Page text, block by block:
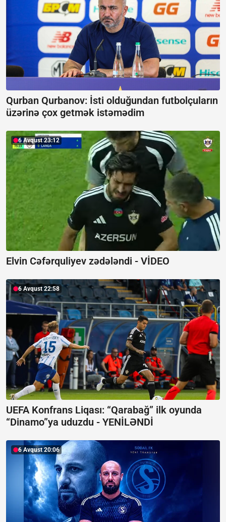
Qurban Qurbanov: İsti olduğundan futbolçuların
üzərinə çox getmək istəmədim
6 Avqust 23:12
Elvin Cəfərquliyev zədələndi - VİDEO
6 Avqust 22:58
UEFA Konfrans Liqası: “Qarabağ” ilk oyunda
“Dinamo”ya uduzdu - YENİLƏNDİ
6 Avqust 20:06